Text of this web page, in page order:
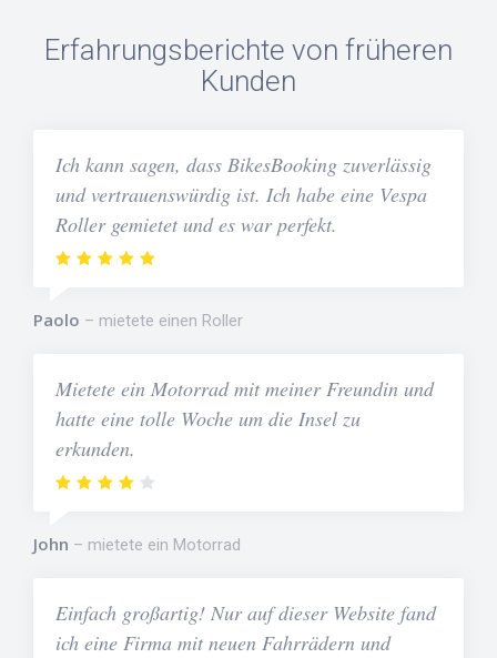
Erfahrungsberichte von früheren
Kunden
Ich kann sagen, dass BikesBooking zuverlässig
und vertrauenswürdig ist. Ich habe eine Vespa
Roller gemietet und es war perfekt.
Paolo mietete einen Roller
Mietete ein Motorrad mit meiner Freundin und
hatte eine tolle Woche um die Insel zu
erkunden.
John mietete ein Motorrad
Einfach großartig! Nur auf dieser Website fand
ich eine Firma mit neuen Fahrrädern und